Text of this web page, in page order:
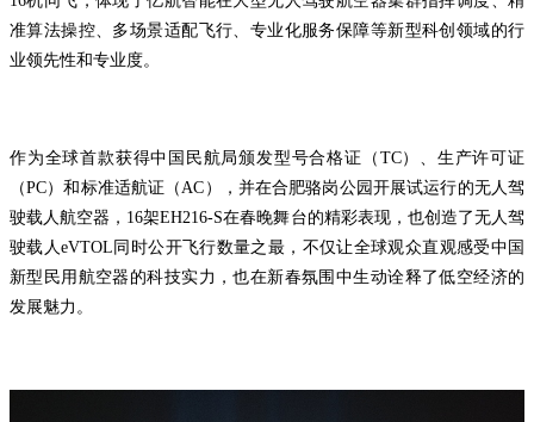
准算法操控、多场景适配飞行、专业化服务保障等新型科创领域的行
业领先性和专业度。
作为全球首款获得中国民航局颁发型号合格证（TC）、生产许可证
（PC）和标准适航证（AC），并在合肥骆岗公园开展试运行的无人驾
驶载人航空器，16架EH216-S在春晚舞台的精彩表现，也创造了无人驾
驶载人eVTOL同时公开飞行数量之最，不仅让全球观众直观感受中国
新型民用航空器的科技实力，也在新春氛围中生动诠释了低空经济的
发展魅力。